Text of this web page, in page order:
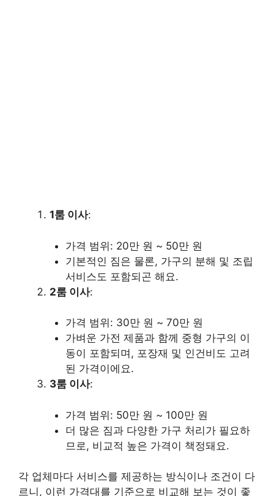
1룸 이사:
가격 범위: 20만 원 ~ 50만 원
기본적인 짐은 물론, 가구의 분해 및 조립
서비스도 포함되곤 해요.
2룸 이사:
가격 범위: 30만 원 ~ 70만 원
가벼운 가전 제품과 함께 중형 가구의 이
동이 포함되며, 포장재 및 인건비도 고려
된 가격이에요.
3룸 이사:
가격 범위: 50만 원 ~ 100만 원
더 많은 짐과 다양한 가구 처리가 필요하
므로, 비교적 높은 가격이 책정돼요.
각 업체마다 서비스를 제공하는 방식이나 조건이 다
르니, 이런 가격대를 기준으로 비교해 보는 것이 좋